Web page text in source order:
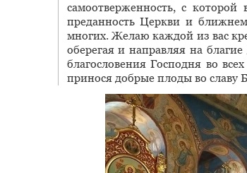
самоотверженность, с
преданность Церкви и
многих. Желаю каждой из вас
оберегая и направляя на
благословения Господня во
принося добрые плоды во славу